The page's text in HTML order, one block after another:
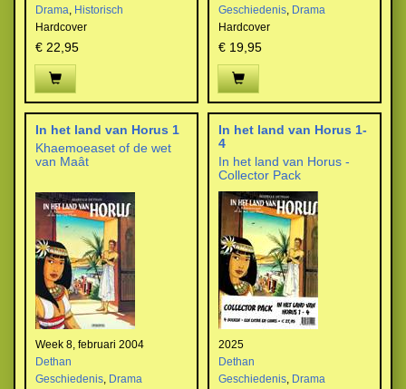
Drama, Historisch
Hardcover
€ 22,95
Geschiedenis, Drama
Hardcover
€ 19,95
In het land van Horus 1
Khaemoeaset of de wet
van Maât
Week 8, februari 2004
Dethan
Geschiedenis, Drama
In het land van Horus 1-
4
In het land van Horus -
Collector Pack
2025
Dethan
Geschiedenis, Drama